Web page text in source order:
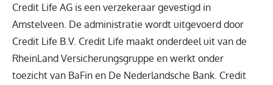
Credit Life AG is een verzekeraar gevestigd in
Amstelveen. De administratie wordt uitgevoerd door
Credit Life B.V. Credit Life maakt onderdeel uit van de
RheinLand Versicherungsgruppe en werkt onder
toezicht van BaFin en De Nederlandsche Bank. Credit